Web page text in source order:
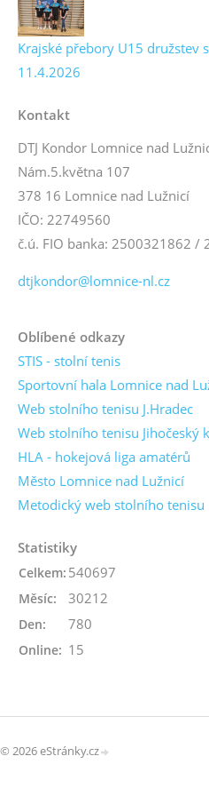
Krajské přebory U15 družstev
11.4.2026
Kontakt
DTJ Kondor Lomnice nad
Nám.5.května 107
378 16 Lomnice nad Lužnicí
IČO: 22749560
č.ú. FIO banka: 2500321862 /
dtjkondor@lomnice-nl.cz
Oblíbené odkazy
STIS - stolní tenis
Sportovní hala Lomnice nad
Web stolního tenisu J.Hradec
Web stolního tenisu Jihočeský
HLA - hokejová liga amatérů
Město Lomnice nad Lužnicí
Metodický web stolního tenisu
Statistiky
Online: 15
Celkem: 540697
Měsíc: 30212
Den: 780
© 2026 eStránky.cz